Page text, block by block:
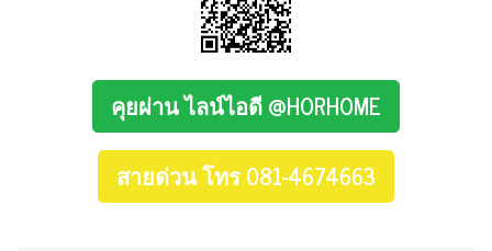
คุยผ่าน ไลน์ไอดี @HORHOME
สายด่วน โทร 081-4674663